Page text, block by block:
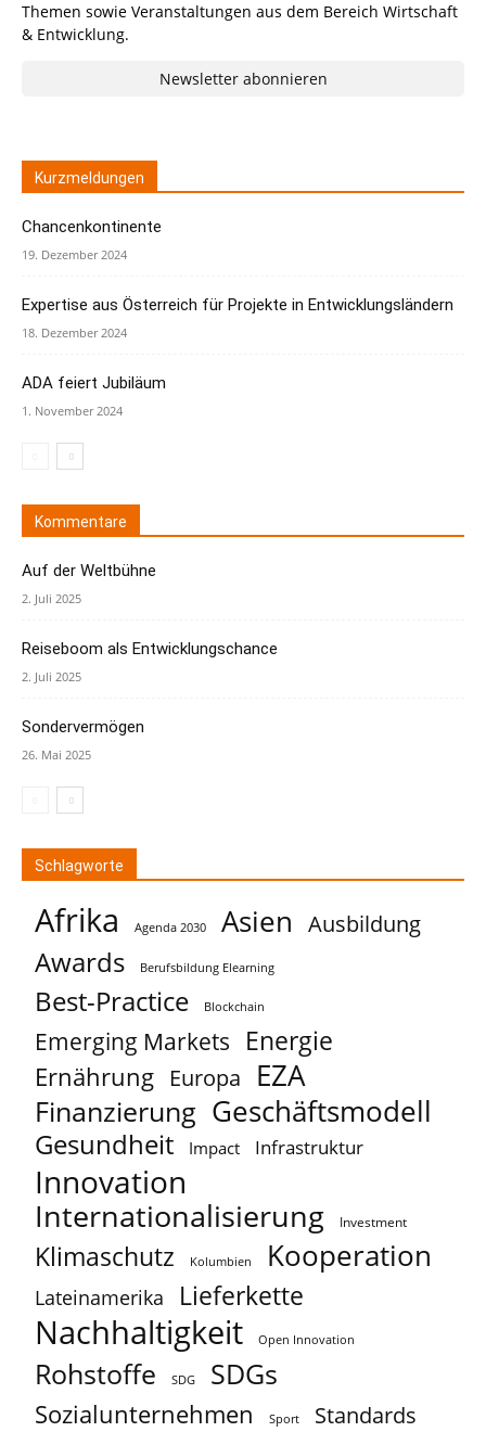
Themen sowie Veranstaltungen aus dem Bereich Wirtschaft
& Entwicklung.
Newsletter abonnieren
Kurzmeldungen
Chancenkontinente
19. Dezember 2024
Expertise aus Österreich für Projekte in Entwicklungsländern
18. Dezember 2024
ADA feiert Jubiläum
1. November 2024
Kommentare
Auf der Weltbühne
2. Juli 2025
Reiseboom als Entwicklungschance
2. Juli 2025
Sondervermögen
26. Mai 2025
Schlagworte
Afrika Agenda 2030 Asien Ausbildung
Awards Berufsbildung Elearning
Best-Practice Blockchain
Emerging Markets Energie
Ernährung Europa EZA
Finanzierung Geschäftsmodell
Gesundheit Impact Infrastruktur
Innovation
Internationalisierung Investment
Klimaschutz Kolumbien Kooperation
Lateinamerika Lieferkette
Nachhaltigkeit Open Innovation
Rohstoffe SDG SDGs
Sozialunternehmen Sport Standards